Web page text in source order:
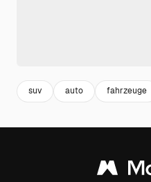
suv auto fahrzeuge